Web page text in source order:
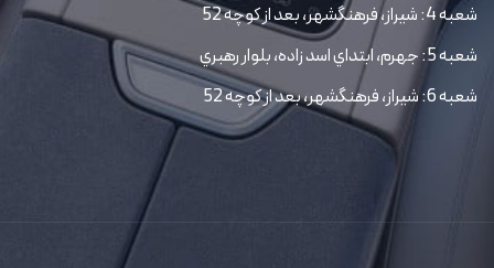
شعبه 4: شیراز، فرهنگشهر، بعد از کوچه 52
شعبه 5: جهرم، ابتداي اسد زاده، بلوار رهبري
شعبه 6: شیراز، فرهنگشهر، بعد از کوچه 52